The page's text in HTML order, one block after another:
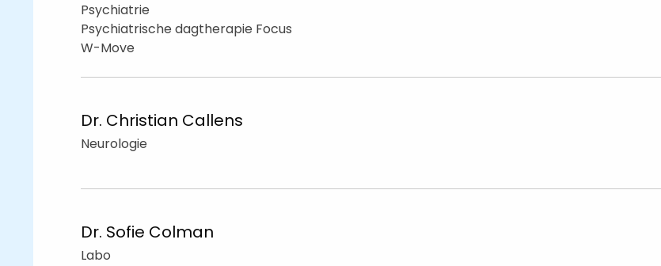
Psychiatrie
Psychiatrische dagtherapie Focus
W-Move
Dr. Christian Callens
Neurologie
Dr. Sofie Colman
Labo